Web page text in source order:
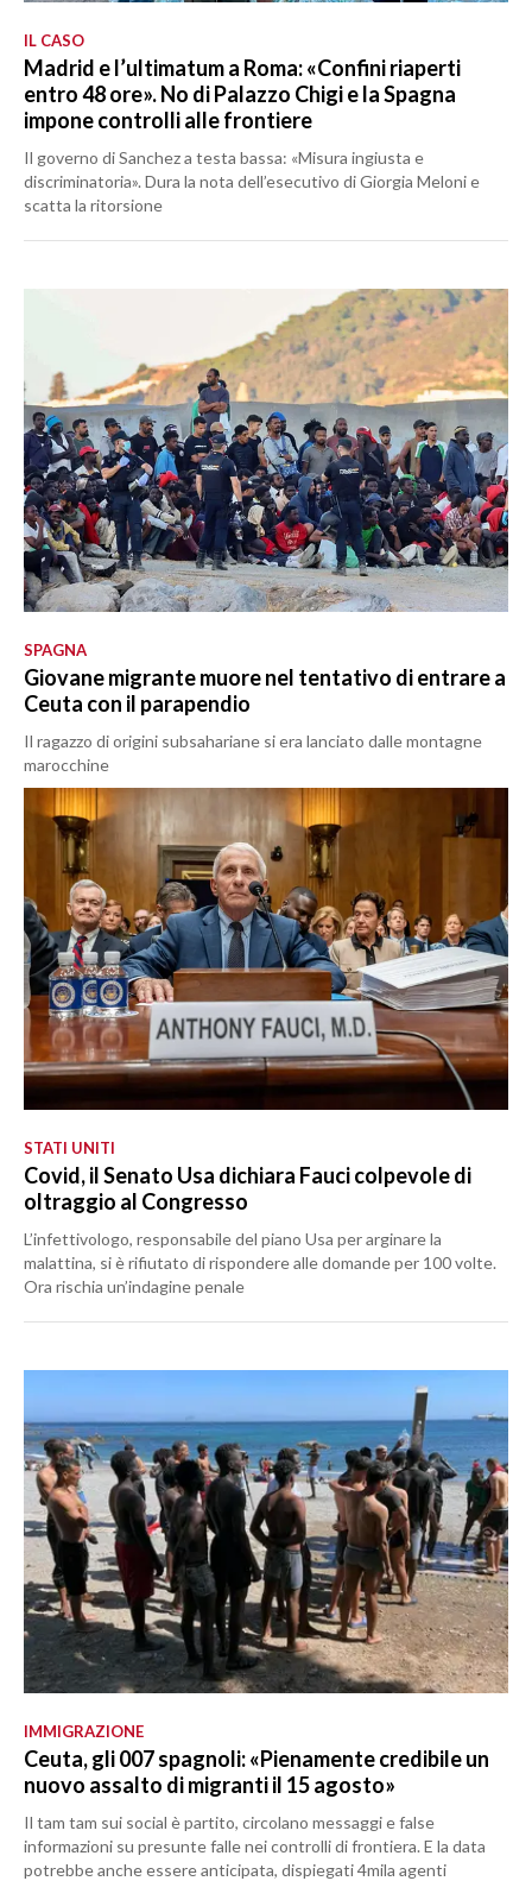
IL CASO
Madrid e l’ultimatum a Roma: «Confini riaperti
entro 48 ore». No di Palazzo Chigi e la Spagna
impone controlli alle frontiere
Il governo di Sanchez a testa bassa: «Misura ingiusta e
discriminatoria». Dura la nota dell’esecutivo di Giorgia Meloni e
scatta la ritorsione
SPAGNA
Giovane migrante muore nel tentativo di entrare a
Ceuta con il parapendio
Il ragazzo di origini subsahariane si era lanciato dalle montagne
marocchine
STATI UNITI
Covid, il Senato Usa dichiara Fauci colpevole di
oltraggio al Congresso
L’infettivologo, responsabile del piano Usa per arginare la
malattina, si è rifiutato di rispondere alle domande per 100 volte.
Ora rischia un’indagine penale
IMMIGRAZIONE
Ceuta, gli 007 spagnoli: «Pienamente credibile un
nuovo assalto di migranti il 15 agosto»
Il tam tam sui social è partito, circolano messaggi e false
informazioni su presunte falle nei controlli di frontiera. E la data
potrebbe anche essere anticipata, dispiegati 4mila agenti